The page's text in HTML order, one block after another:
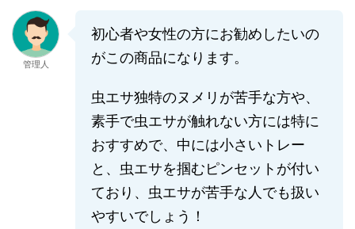
管理人
初心者や女性の方にお勧めしたいの
がこの商品になります。
虫エサ独特のヌメリが苦手な方や、
素手で虫エサが触れない方には特に
おすすめで、中には小さいトレー
と、虫エサを掴むピンセットが付い
ており、虫エサが苦手な人でも扱い
やすいでしょう！